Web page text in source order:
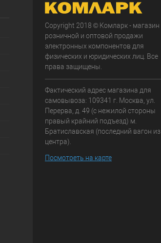
Copyright 2018 © Комларк - магазин
розничной и оптовой продажи
электронных компонентов для
физических и юридических лиц. Все
права защищены.
Фактический адрес магазина для
самовывоза: 109341 г. Москва, ул.
Перерва, д. 49 (с нежилой стороны
правый крайний подъезд) м.
Братиславская (последний вагон из
центра).
Посмотреть на карте